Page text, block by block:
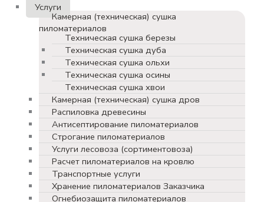
Услуги
Камерная (техническая) сушка
пиломатериалов
Техническая сушка березы
Техническая сушка дуба
Техническая сушка ольхи
Техническая сушка осины
Техническая сушка хвои
Камерная (техническая) сушка дров
Распиловка древесины
Антисептирование пиломатериалов
Строгание пиломатериалов
Услуги лесовоза (сортиментовоза)
Расчет пиломатериалов на кровлю
Транспортные услуги
Хранение пиломатериалов Заказчика
Огнебиозащита пиломатериалов